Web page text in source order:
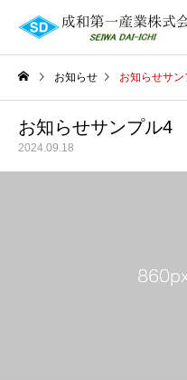
お知らせ お知らせサ
お知らせサンプル4
2024.09.18